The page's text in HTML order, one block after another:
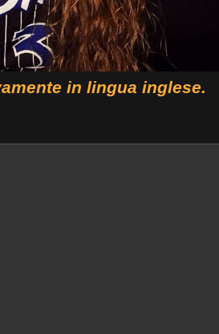
in lingua inglese.